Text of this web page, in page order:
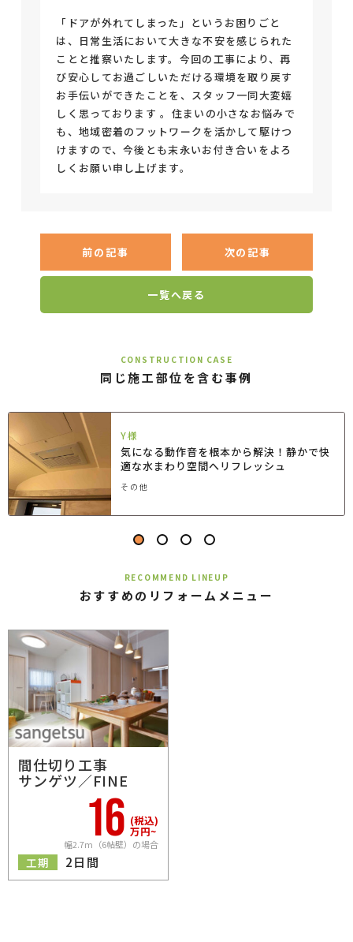
「ドアが外れてしまった」というお困りごと
は、日常生活において大きな不安を感じられた
ことと推察いたします。今回の工事により、再
び安心してお過ごしいただける環境を取り戻す
お手伝いができたことを、スタッフ一同大変嬉
しく思っております 。住まいの小さなお悩みで
も、地域密着のフットワークを活かして駆けつ
けますので、今後とも末永いお付き合いをよろ
しくお願い申し上げます。
前の記事 次の記事
一覧へ戻る
CONSTRUCTION CASE
同じ施工部位を含む事例
Y様
気になる動作音を根本から解決！静かで快
適な水まわり空間へリフレッシュ
その他
RECOMMEND LINEUP
おすすめのリフォームメニュー
間仕切り工事
サンゲツ／FINE
16 (税込)
万円~
幅2.7m（6帖壁）の場合
工期 2日間